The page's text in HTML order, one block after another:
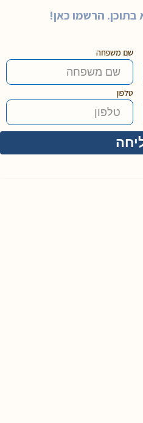
בתוכן. הרשמו כאן!
שם משפחה
טלפון